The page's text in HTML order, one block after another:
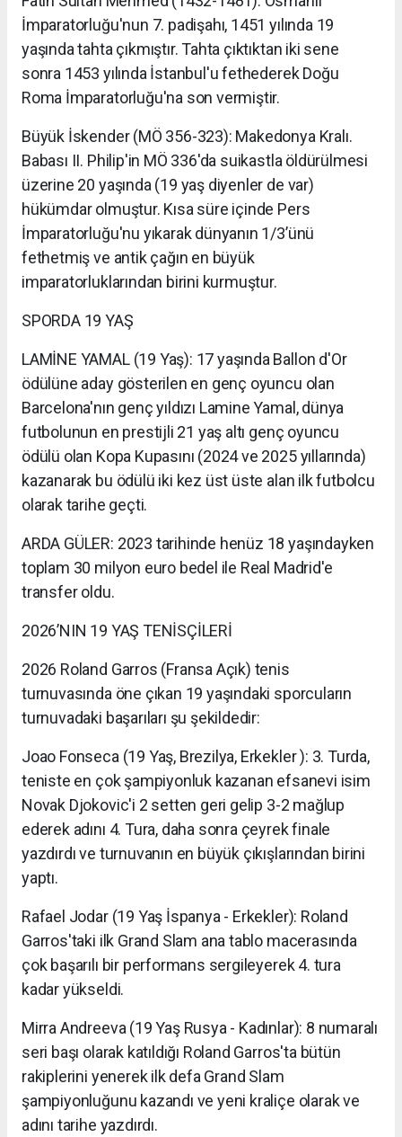
İmparatorluğu'nun 7. padişahı, 1451 yılında 19
yaşında tahta çıkmıştır. Tahta çıktıktan iki sene
sonra 1453 yılında İstanbul'u fethederek Doğu
Roma İmparatorluğu'na son vermiştir.
Büyük İskender (MÖ 356-323): Makedonya Kralı.
Babası II. Philip'in MÖ 336'da suikastla öldürülmesi
üzerine 20 yaşında (19 yaş diyenler de var)
hükümdar olmuştur. Kısa süre içinde Pers
İmparatorluğu'nu yıkarak dünyanın 1/3’ünü
fethetmiş ve antik çağın en büyük
imparatorluklarından birini kurmuştur.
SPORDA 19 YAŞ
LAMİNE YAMAL (19 Yaş): 17 yaşında Ballon d'Or
ödülüne aday gösterilen en genç oyuncu olan
Barcelona'nın genç yıldızı Lamine Yamal, dünya
futbolunun en prestijli 21 yaş altı genç oyuncu
ödülü olan Kopa Kupasını (2024 ve 2025 yıllarında)
kazanarak bu ödülü iki kez üst üste alan ilk futbolcu
olarak tarihe geçti.
ARDA GÜLER: 2023 tarihinde henüz 18 yaşındayken
toplam 30 milyon euro bedel ile Real Madrid'e
transfer oldu.
2026’NIN 19 YAŞ TENİSÇİLERİ
2026 Roland Garros (Fransa Açık) tenis
turnuvasında öne çıkan 19 yaşındaki sporcuların
turnuvadaki başarıları şu şekildedir:
Joao Fonseca (19 Yaş, Brezilya, Erkekler ): 3. Turda,
teniste en çok şampiyonluk kazanan efsanevi isim
Novak Djokovic'i 2 setten geri gelip 3-2 mağlup
ederek adını 4. Tura, daha sonra çeyrek finale
yazdırdı ve turnuvanın en büyük çıkışlarından birini
yaptı.
Rafael Jodar (19 Yaş İspanya - Erkekler): Roland
Garros'taki ilk Grand Slam ana tablo macerasında
çok başarılı bir performans sergileyerek 4. tura
kadar yükseldi.
Mirra Andreeva (19 Yaş Rusya - Kadınlar): 8 numaralı
seri başı olarak katıldığı Roland Garros'ta bütün
rakiplerini yenerek ilk defa Grand Slam
şampiyonluğunu kazandı ve yeni kraliçe olarak ve
adını tarihe yazdırdı.